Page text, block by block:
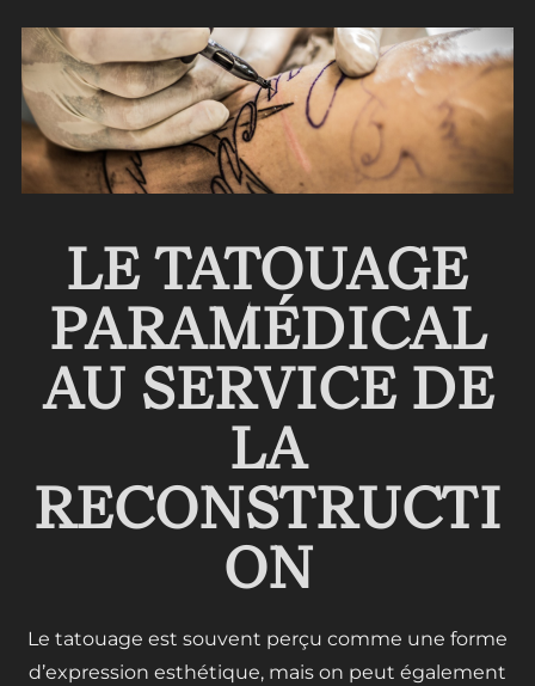
LE TATOUAGE
PARAMÉDICAL
AU SERVICE DE
LA
RECONSTRUCTI
ON
Le tatouage est souvent perçu comme une forme
d’expression esthétique, mais on peut également